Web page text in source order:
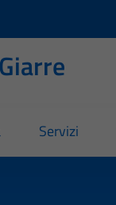
Servizi